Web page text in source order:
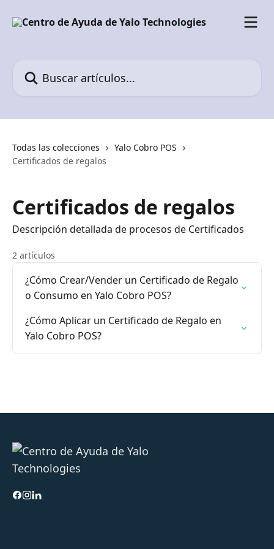
Todas las colecciones
Yalo Cobro POS
Certificados de regalos
Certificados de regalos
Descripción detallada de procesos de Certificados
2 artículos
¿Cómo Crear/Vender un Certificado de Regalo
o Consumo en Yalo Cobro POS?
¿Cómo Aplicar un Certificado de Regalo en
Yalo Cobro POS?